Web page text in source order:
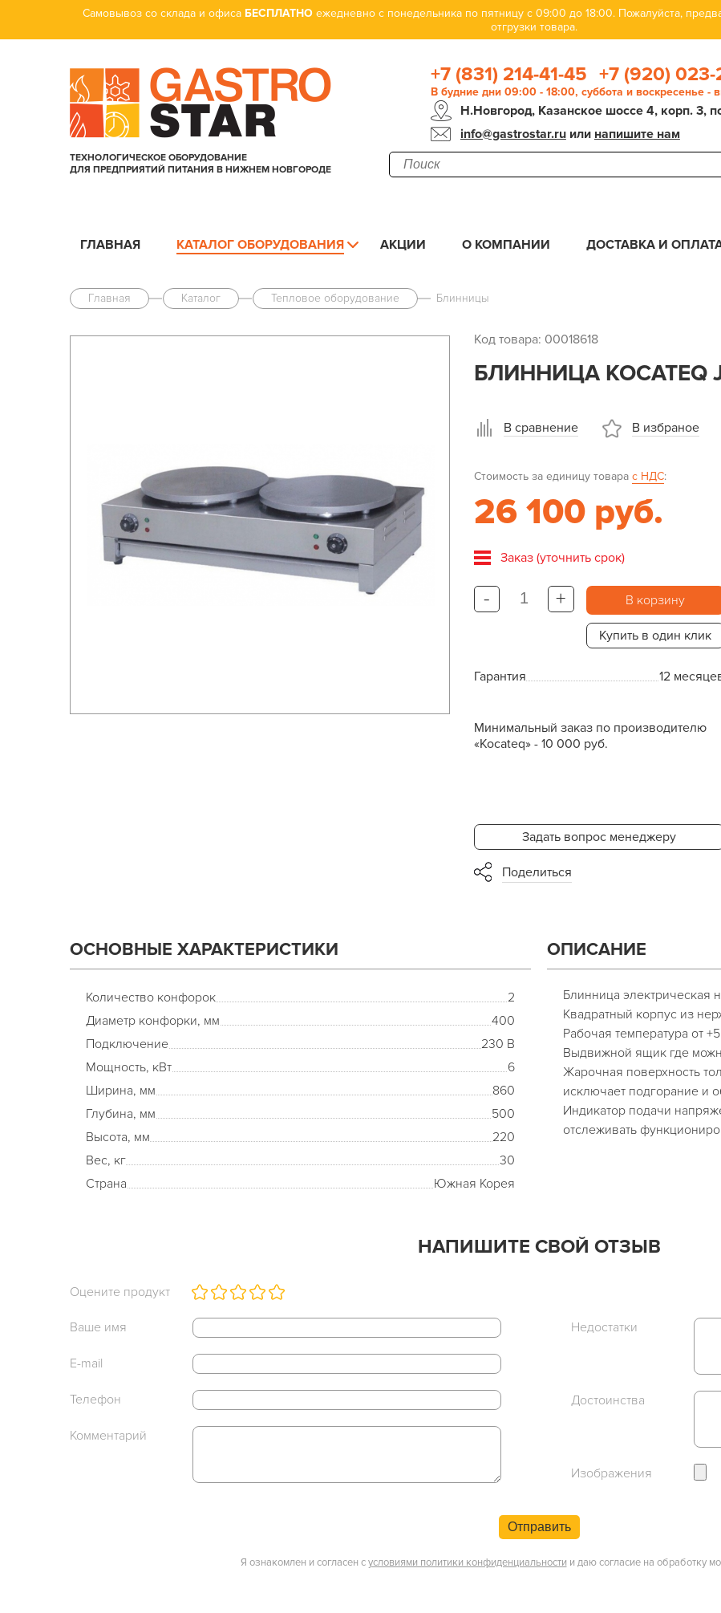
Самовывоз со склада и офиса БЕСПЛАТНО ежедневно с понедельника по пятницу с 09:00 до 18:00. Пожалуйста,
отгрузки товара.
ТЕХНОЛОГИЧЕСКОЕ ОБОРУДОВАНИЕ
ДЛЯ ПРЕДПРИЯТИЙ ПИТАНИЯ В НИЖНЕМ НОВГОРОДЕ
+7 (831) 214-41-45 +7 (920) 023-
В будние дни 09:00 - 18:00, суббота и воскресенье -
Н.Новгород, Казанское шоссе 4, корп. 3,
info@gastrostar.ruили напишите нам
ГЛАВНАЯ КАТАЛОГ ОБОРУДОВАНИЯ АКЦИИ О КОМПАНИИ ДОСТАВКА И
Главная Каталог Тепловое оборудование Блинницы
Код товара: 00018618
БЛИННИЦА KOCATEQ
В сравнение В избраное
Стоимость за единицу товара с НДС:
26 100 руб.
Заказ (уточнить срок)
- + В корзину
Купить в один клик
Гарантия 12
Минимальный заказ по производителю
«Kocateq» - 10 000 руб.
Задать вопрос менеджеру
Поделиться
ОСНОВНЫЕ ХАРАКТЕРИСТИКИ
Количество конфорок
2
Диаметр конфорки, мм
400
Подключение
230 В
Мощность, кВт
6
Ширина, мм
860
Глубина, мм
500
Высота, мм
220
Вес, кг
30
Страна
Южная Корея
ОПИСАНИЕ
Блинница электрическая
Квадратный корпус из
Рабочая температура от
Выдвижной ящик где
Жарочная поверхность
исключает подгорание и
Индикатор подачи
отслеживать
НАПИШИТЕ СВОЙ ОТЗЫВ
Оцените продукт
Ваше имя
E-mail
Телефон
Комментарий
Недостатки
Достоинства
Изображения
Отправить
Я ознакомлен и согласен сусловиями политики конфиденциальности и даю согласие на обработку